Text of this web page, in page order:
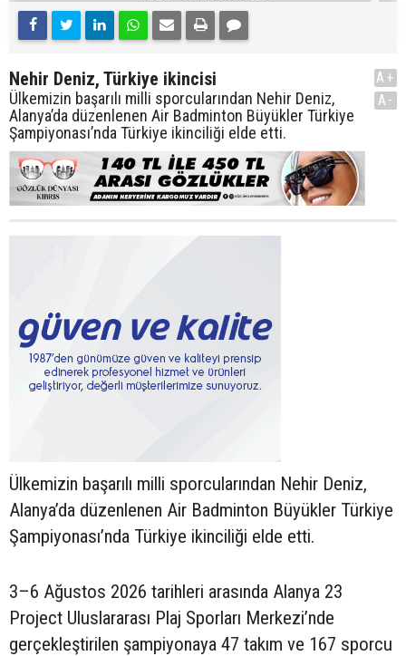
Nehir Deniz, Türkiye ikincisi
Ülkemizin başarılı milli sporcularından Nehir Deniz,
Alanya’da düzenlenen Air Badminton Büyükler Türkiye
Şampiyonası’nda Türkiye ikinciliği elde etti.
A+
A-
Ülkemizin başarılı milli sporcularından Nehir Deniz,
Alanya’da düzenlenen Air Badminton Büyükler Türkiye
Şampiyonası’nda Türkiye ikinciliği elde etti.
3–6 Ağustos 2026 tarihleri arasında Alanya 23
Project Uluslararası Plaj Sporları Merkezi’nde
gerçekleştirilen şampiyonaya 47 takım ve 167 sporcu